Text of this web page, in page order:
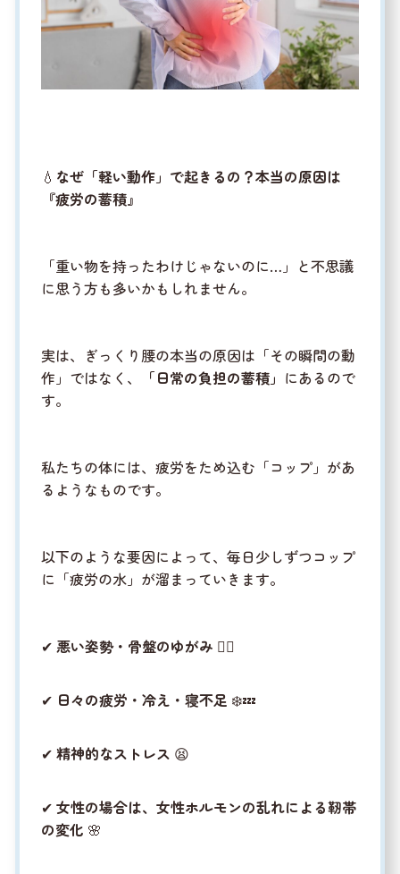
💧 なぜ「軽い動作」で起きるの？本当の原因は
『疲労の蓄積』
「重い物を持ったわけじゃないのに…」と不思議
に思う方も多いかもしれません。
実は、ぎっくり腰の本当の原因は「その瞬間の動
作」ではなく、
「日常の負担の蓄積」 にあるので
す。
私たちの体には、疲労をため込む「コップ」があ
るようなものです。
以下のような要因によって、毎日少しずつコップ
に「疲労の水」が溜まっていきます。
✔悪い姿勢・骨盤のゆがみ 🚶‍♂️
✔ 日々の疲労・冷え・寝不足 ❄️💤
✔精神的なストレス 😫
✔女性の場合は、女性ホルモンの乱れによる靭帯
の変化 🌸